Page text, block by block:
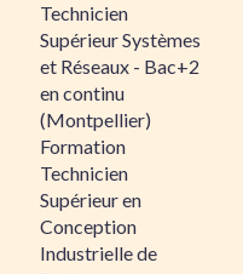
Technicien
Supérieur Systèmes
et Réseaux - Bac+2
en continu
(Montpellier)
Formation
Technicien
Supérieur en
Conception
Industrielle de